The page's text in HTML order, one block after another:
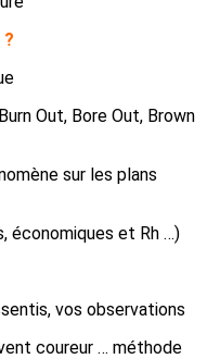
?
Out, Bore Out, Brown
sur les plans
économiques et Rh …)
vos observations
coureur … méthode